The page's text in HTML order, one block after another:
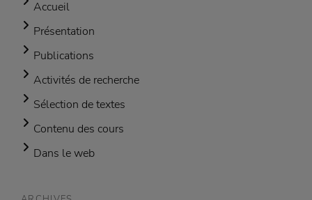
Accueil
Présentation
Publications
Activités de recherche
Sélection de textes
Contenu des cours
Dans le web